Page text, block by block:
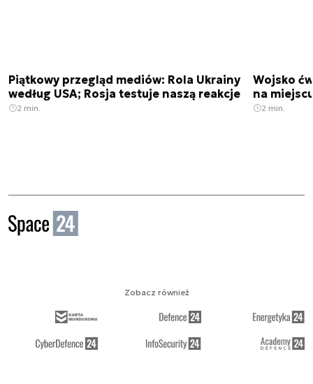
Piątkowy przegląd mediów: Rola Ukrainy
według USA; Rosja testuje naszą reakcje
2 min.
Wojsko
na
2 min.
Zobacz również